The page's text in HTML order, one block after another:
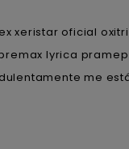
xeristar oficial
lyrica
me